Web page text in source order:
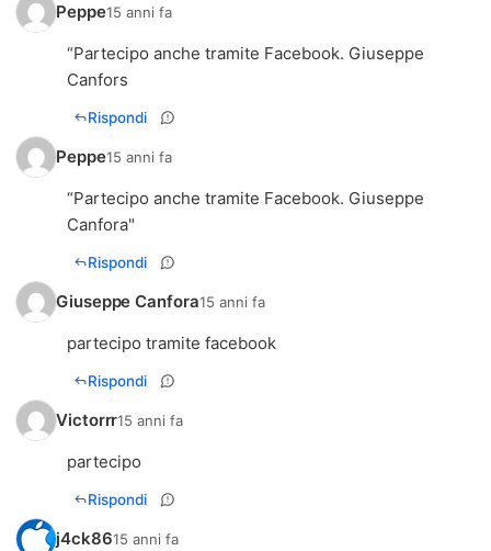
Peppe15 anni fa
“Partecipo anche tramite Facebook. Giuseppe
Canfors
Rispondi
Peppe15 anni fa
“Partecipo anche tramite Facebook. Giuseppe
Canfora"
Rispondi
Giuseppe Canfora15 anni fa
partecipo tramite facebook
Rispondi
Victorrr15 anni fa
partecipo
Rispondi
j4ck8615 anni fa